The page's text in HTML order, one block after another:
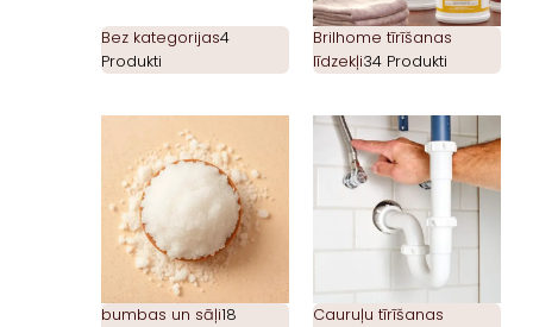
Bez kategorijas4
Produkti
Brilhome tīrīšanas
līdzekļi34 Produkti
bumbas un sāļi18
Cauruļu tīrīšanas